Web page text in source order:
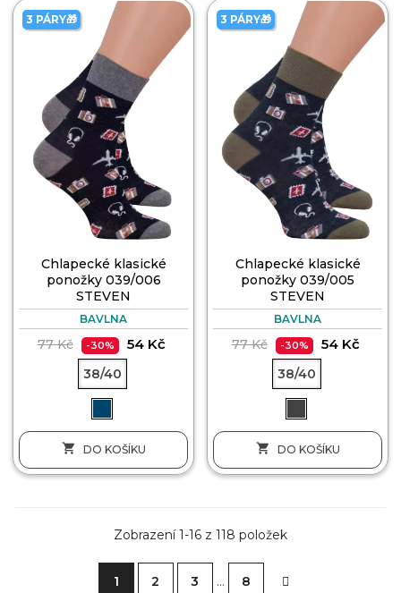
3 PÁRY🎁
Chlapecké klasické
ponožky 039/006
STEVEN
BAVLNA
77 Kč -30% 54 Kč
38/40
 DO KOŠÍKU
3 PÁRY🎁
Chlapecké klasické
ponožky 039/005
STEVEN
BAVLNA
77 Kč -30% 54 Kč
38/40
 DO KOŠÍKU
Zobrazení 1-16 z 118 položek
1 2 3 … 8